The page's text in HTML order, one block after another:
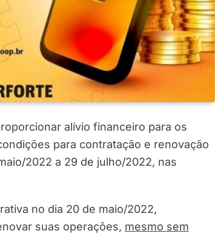
alívio financeiro para os
para contratação e renovação
2022 a 29 de julho/2022, nas
no dia 20 de maio/2022,
suas operações, mesmo sem